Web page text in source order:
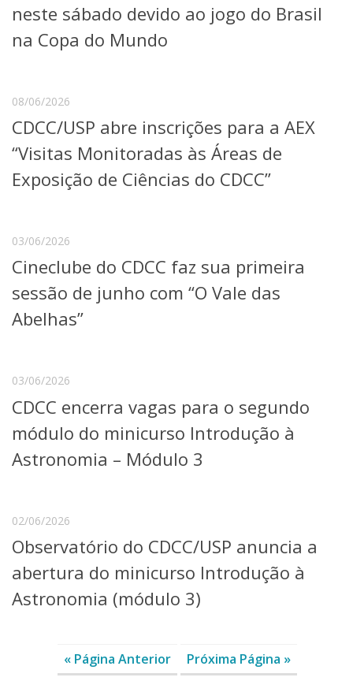
neste sábado devido ao jogo do Brasil
na Copa do Mundo
08/06/2026
CDCC/USP abre inscrições para a AEX
“Visitas Monitoradas às Áreas de
Exposição de Ciências do CDCC”
03/06/2026
Cineclube do CDCC faz sua primeira
sessão de junho com “O Vale das
Abelhas”
03/06/2026
CDCC encerra vagas para o segundo
módulo do minicurso Introdução à
Astronomia – Módulo 3
02/06/2026
Observatório do CDCC/USP anuncia a
abertura do minicurso Introdução à
Astronomia (módulo 3)
« Página Anterior Próxima Página »